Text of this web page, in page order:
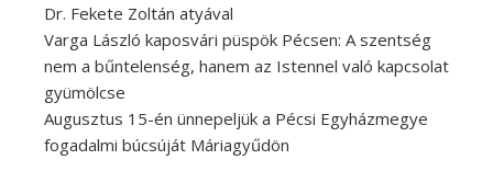
Dr. Fekete Zoltán atyával
Varga László kaposvári püspök Pécsen: A szentség
nem a bűntelenség, hanem az Istennel való kapcsolat
gyümölcse
Augusztus 15-én ünnepeljük a Pécsi Egyházmegye
fogadalmi búcsúját Máriagyűdön